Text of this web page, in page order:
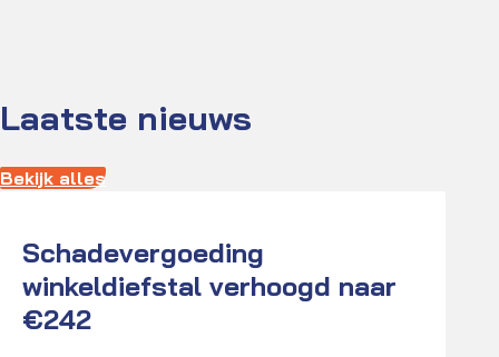
Laatste nieuws
Bekijk alles
Schadevergoeding
winkeldiefstal verhoogd naar
€242